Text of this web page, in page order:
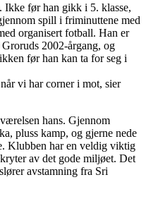
Ikke før han gikk i 5. klasse,
spill i friminuttene med
organisert fotball. Han er
2002-årgang, og
før han kan ta for seg i
vi har corner i mot, sier
hans. Gjennom
pluss kamp, og gjerne nede
Klubben har en veldig viktig
av det gode miljøet. Det
avstamning fra Sri